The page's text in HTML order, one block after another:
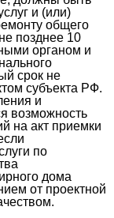
и (или)
общего
позднее 10
органом и
срок не
субъекта РФ.
и
возможность
на акт приемки
по
дома
от проектной